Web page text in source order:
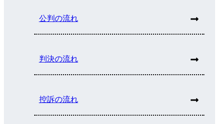
公判の流れ
判決の流れ
控訴の流れ